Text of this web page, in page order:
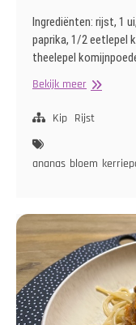
Ingrediënten: rijst, 1
paprika, 1/2 eetlepel
theelepel
Bekijk meerKipkerrie
Ananas
Kip Rijst
ananas bloem